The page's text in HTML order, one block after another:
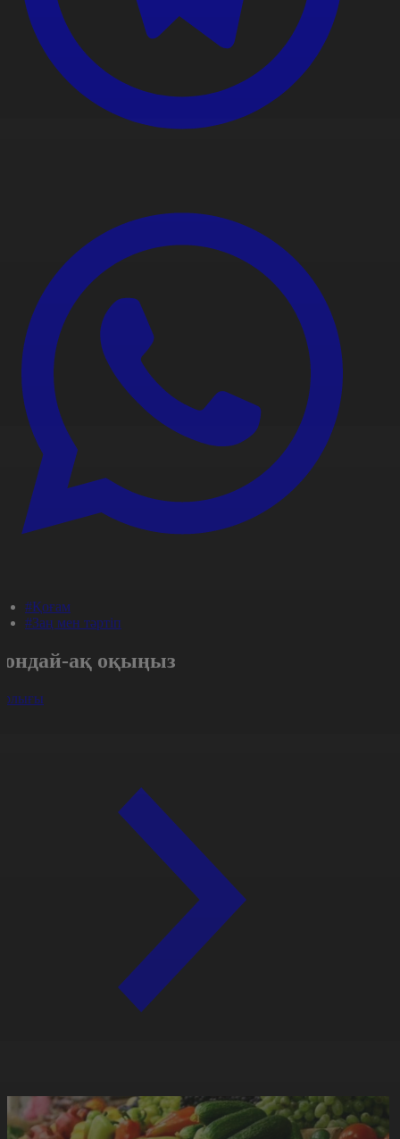
#Қоғам
#Заң мен тәртіп
ақ оқыңыз